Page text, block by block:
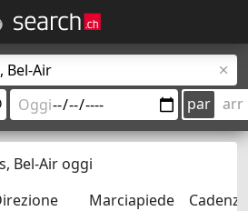
par arr
Bel-Air oggi
Marciapiede Cadenza